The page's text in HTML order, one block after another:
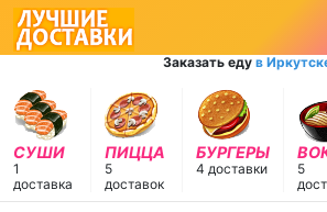
Заказать еду в
СУШИ
1
доставка
ПИЦЦА
5
доставок
БУРГЕРЫ
4 доставки
5